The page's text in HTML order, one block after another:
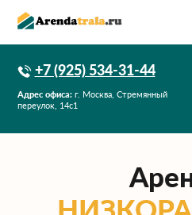
+7 (925) 534-31-44
Адрес офиса: г. Москва, Стремянный
переулок, 14с1